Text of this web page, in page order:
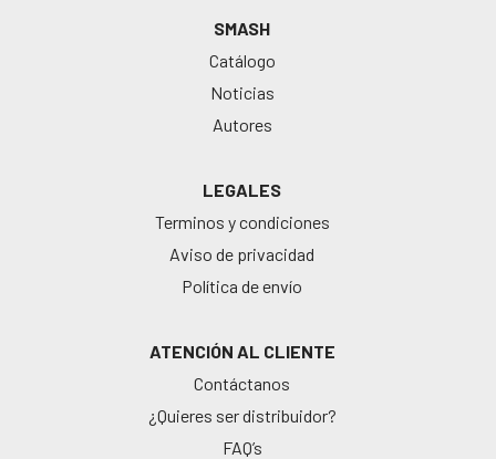
SMASH
Catálogo
Noticias
Autores
LEGALES
Terminos y condiciones
Aviso de privacidad
Política de envío
ATENCIÓN AL CLIENTE
Contáctanos
¿Quieres ser distribuidor?
FAQ’s